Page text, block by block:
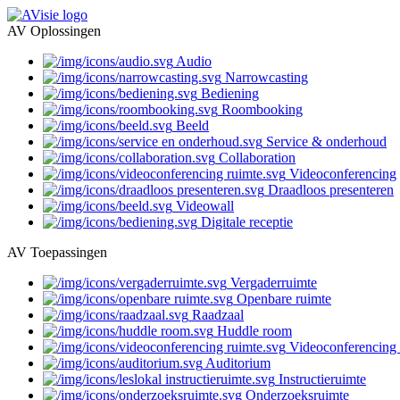
AV Oplossingen
Audio
Narrowcasting
Bediening
Roombooking
Beeld
Service & onderhoud
Collaboration
Videoconferencing
Draadloos presenteren
Videowall
Digitale receptie
AV Toepassingen
Vergaderruimte
Openbare ruimte
Raadzaal
Huddle room
Videoconferencing
Auditorium
Instructieruimte
Onderzoeksruimte